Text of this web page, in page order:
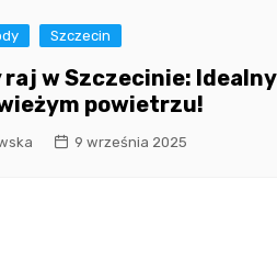
Szczecin
raj w Szczecinie: Idealny
powietrzu!
9 września 2025